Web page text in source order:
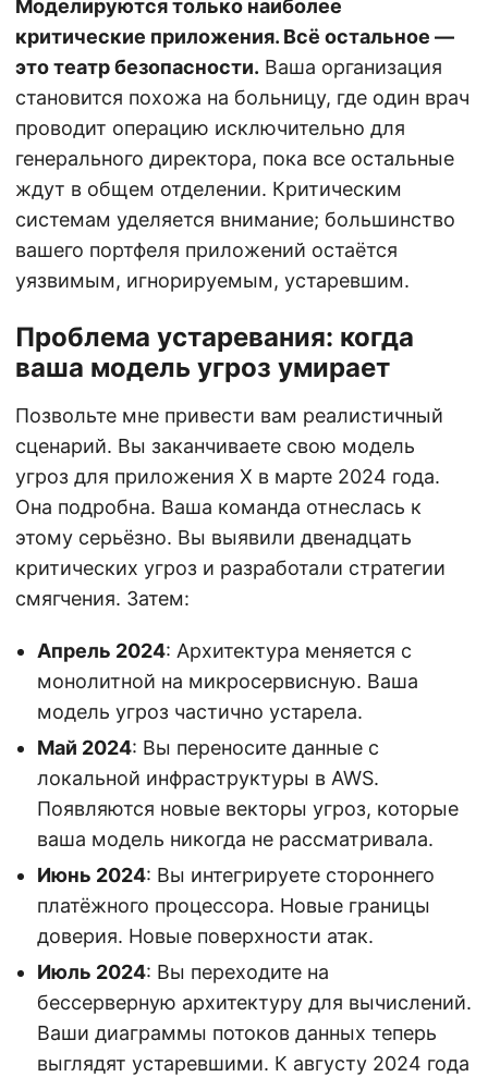
Моделируются только наиболее
критические приложения. Всё остальное —
это театр безопасности. Ваша организация
становится похожа на больницу, где один врач
проводит операцию исключительно для
генерального директора, пока все остальные
ждут в общем отделении. Критическим
системам уделяется внимание; большинство
вашего портфеля приложений остаётся
уязвимым, игнорируемым, устаревшим.
Проблема устаревания: когда
ваша модель угроз умирает
Позвольте мне привести вам реалистичный
сценарий. Вы заканчиваете свою модель
угроз для приложения X в марте 2024 года.
Она подробна. Ваша команда отнеслась к
этому серьёзно. Вы выявили двенадцать
критических угроз и разработали стратегии
смягчения. Затем:
Апрель 2024: Архитектура меняется с
монолитной на микросервисную. Ваша
модель угроз частично устарела.
Май 2024: Вы переносите данные с
локальной инфраструктуры в AWS.
Появляются новые векторы угроз, которые
ваша модель никогда не рассматривала.
Июнь 2024: Вы интегрируете стороннего
платёжного процессора. Новые границы
доверия. Новые поверхности атак.
Июль 2024: Вы переходите на
бессерверную архитектуру для вычислений.
Ваши диаграммы потоков данных теперь
выглядят устаревшими. К августу 2024 года